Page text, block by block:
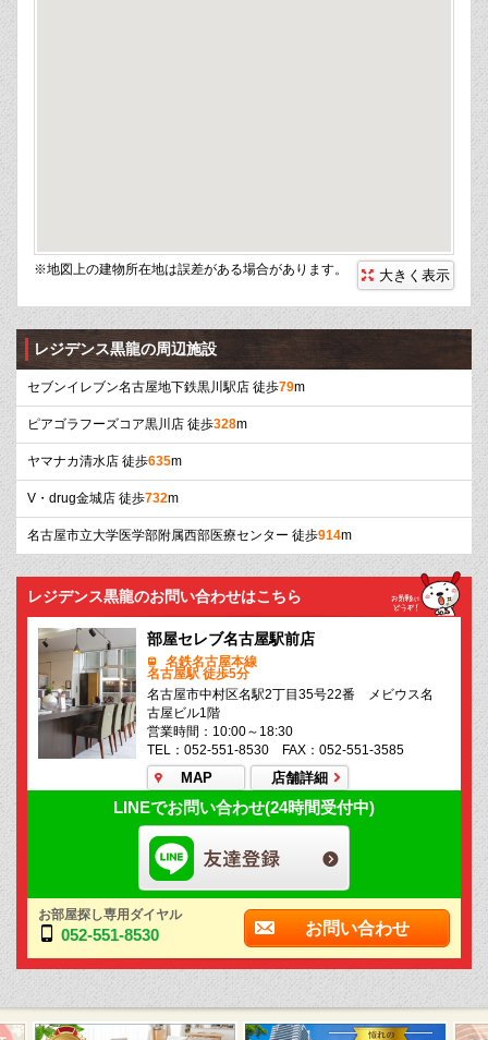
※地図上の建物所在地は誤差がある場合があります。 大きく表示
レジデンス黒龍の周辺施設
セブンイレブン名古屋地下鉄黒川駅店 徒歩79m
ピアゴラフーズコア黒川店 徒歩328m
ヤマナカ清水店 徒歩635m
V・drug金城店 徒歩732m
名古屋市立大学医学部附属西部医療センター 徒歩914m
レジデンス黒龍のお問い合わせはこちら
部屋セレブ名古屋駅前店
名鉄名古屋本線
名古屋駅 徒歩5分
名古屋市中村区名駅2丁目35号22番 メビウス名
古屋ビル1階
営業時間：10:00～18:30
TEL：052-551-8530 FAX：052-551-3585
MAP 店舗詳細
LINEでお問い合わせ(24時間受付中)
お部屋探し専用ダイヤル
052-551-8530 お問い合わせ